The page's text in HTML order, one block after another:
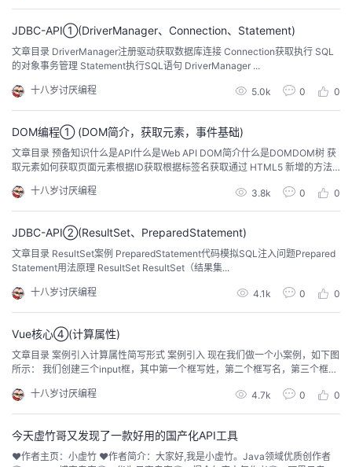
的
课
程
我
的
认
证
我
的
实
验
我
的
收
藏
技
术
支
的
云
声
议
JDBC-API①(DriverManager、Connection、Statement)
文章目录 DriverManager注册驱动获取数据库连接 Connection获取执行 SQL
的对象事务管理 Statement执行SQL语句 DriverManager ...
十八岁讨厌编程 5.0k 0 0
DOM编程① (DOM简介，获取元素，事件基础)
文章目录 预备知识什么是API什么是Web API DOM简介什么是DOMDOM树 获
取元素如何获取页面元素根据ID获取根据标签名获取通过 HTML5 新增的方法
十八岁讨厌编程
3.8k 0 0
JDBC-API②(ResultSet、PreparedStatement)
文章目录 ResultSet案例 PreparedStatement代码模拟SQL注入问题Prepared
Statement用法原理 ResultSet ResultSet（结果集...
十八岁讨厌编程 4.1k 0 0
Vue核心④(计算属性)
文章目录 案例引入计算属性简写形式 案例引入 现在我们做一个小案例，如下图
所示： 我们创建三个input框，其中第一个框写姓，第二个框写名，第三个框是
十八岁讨厌编程
4.7k 0 0
今天虚竹哥又发现了一款好用的国产化API工具
❤️作者主页：小虚竹 ❤️作者简介：大家好,我是小虚竹。Java领域优质创作者